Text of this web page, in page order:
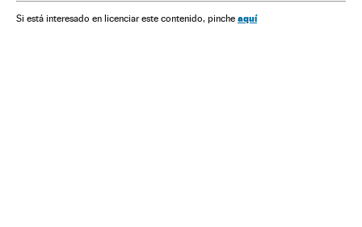
Si está interesado en licenciar este contenido, pinche aquí